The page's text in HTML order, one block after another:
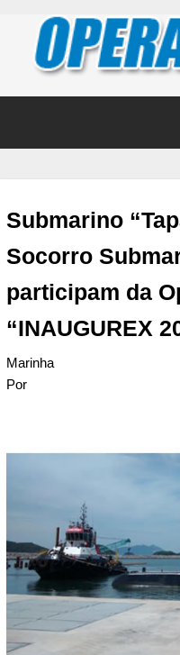
Submarino
Socorro
participam da
“INAUGUREX
Marinha
Por